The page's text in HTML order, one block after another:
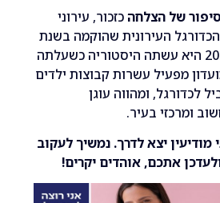
כזכור, עירוני
שהוקמה בשנת
25 היא עשתה היסטוריה כשעלתה
קבוצות ילדים
עוגן
לדרך. נמשיך לעקוב
אוהדים יקרים!